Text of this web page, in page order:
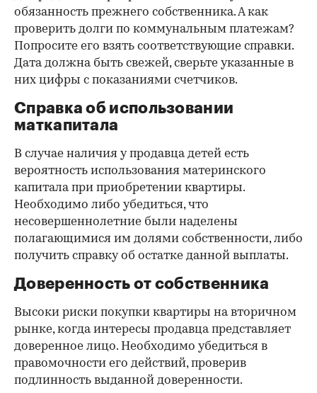
обязанность прежнего собственника. А как
проверить долги по коммунальным платежам?
Попросите его взять соответствующие справки.
Дата должна быть свежей, сверьте указанные в
них цифры с показаниями счетчиков.
Справка об использовании
маткапитала
В случае наличия у продавца детей есть
вероятность использования материнского
капитала при приобретении квартиры.
Необходимо либо убедиться, что
несовершеннолетние были наделены
полагающимися им долями собственности, либо
получить справку об остатке данной выплаты.
Доверенность от собственника
Высоки риски покупки квартиры на вторичном
рынке, когда интересы продавца представляет
доверенное лицо. Необходимо убедиться в
правомочности его действий, проверив
подлинность выданной доверенности.